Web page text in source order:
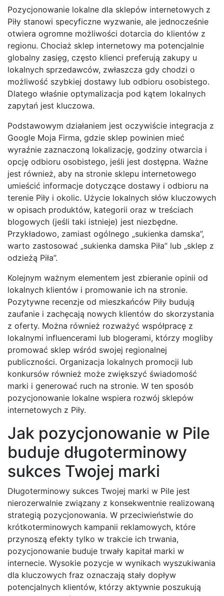
Pozycjonowanie lokalne dla sklepów internetowych z
Piły stanowi specyficzne wyzwanie, ale jednocześnie
otwiera ogromne możliwości dotarcia do klientów z
regionu. Chociaż sklep internetowy ma potencjalnie
globalny zasięg, często klienci preferują zakupy u
lokalnych sprzedawców, zwłaszcza gdy chodzi o
możliwość szybkiej dostawy lub odbioru osobistego.
Dlatego właśnie optymalizacja pod kątem lokalnych
zapytań jest kluczowa.
Podstawowym działaniem jest oczywiście integracja z
Google Moja Firma, gdzie sklep powinien mieć
wyraźnie zaznaczoną lokalizację, godziny otwarcia i
opcję odbioru osobistego, jeśli jest dostępna. Ważne
jest również, aby na stronie sklepu internetowego
umieścić informacje dotyczące dostawy i odbioru na
terenie Piły i okolic. Użycie lokalnych słów kluczowych
w opisach produktów, kategorii oraz w treściach
blogowych (jeśli taki istnieje) jest niezbędne.
Przykładowo, zamiast ogólnego „sukienka damska”,
warto zastosować „sukienka damska Piła” lub „sklep z
odzieżą Piła”.
Kolejnym ważnym elementem jest zbieranie opinii od
lokalnych klientów i promowanie ich na stronie.
Pozytywne recenzje od mieszkańców Piły budują
zaufanie i zachęcają nowych klientów do skorzystania
z oferty. Można również rozważyć współpracę z
lokalnymi influencerami lub blogerami, którzy mogliby
promować sklep wśród swojej regionalnej
publiczności. Organizacja lokalnych promocji lub
konkursów również może zwiększyć świadomość
marki i generować ruch na stronie. W ten sposób
pozycjonowanie lokalne wspiera rozwój sklepów
internetowych z Piły.
Jak pozycjonowanie w Pile
buduje długoterminowy
sukces Twojej marki
Długoterminowy sukces Twojej marki w Pile jest
nierozerwalnie związany z konsekwentnie realizowaną
strategią pozycjonowania. W przeciwieństwie do
krótkoterminowych kampanii reklamowych, które
przynoszą efekty tylko w trakcie ich trwania,
pozycjonowanie buduje trwały kapitał marki w
internecie. Wysokie pozycje w wynikach wyszukiwania
dla kluczowych fraz oznaczają stały dopływ
potencjalnych klientów, którzy aktywnie poszukują